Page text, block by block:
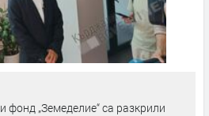
фонд „Земеделие“ са разкрили